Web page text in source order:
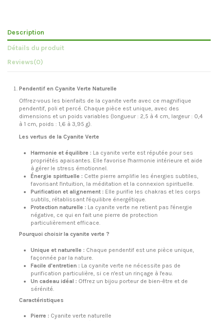
Description
Détails du produit
Reviews(0)
Pendentif en Cyanite Verte Naturelle
Offrez-vous les bienfaits de la cyanite verte avec ce magnifique
pendentif, poli et percé. Chaque pièce est unique, avec des
dimensions et un poids variables (longueur : 2,5 à 4 cm, largeur : 0,4
à 1 cm, poids : 1,6 à 3,95 g).
Les vertus de la Cyanite Verte
Harmonie et équilibre : La cyanite verte est réputée pour ses
propriétés apaisantes. Elle favorise l'harmonie intérieure et aide
à gérer le stress émotionnel.
Énergie spirituelle : Cette pierre amplifie les énergies subtiles,
favorisant l'intuition, la méditation et la connexion spirituelle.
Purification et alignement : Elle purifie les chakras et les corps
subtils, rétablissant l'équilibre énergétique.
Protection naturelle : La cyanite verte ne retient pas l'énergie
négative, ce qui en fait une pierre de protection
particulièrement efficace.
Pourquoi choisir la cyanite verte ?
Unique et naturelle : Chaque pendentif est une pièce unique,
façonnée par la nature.
Facile d'entretien : La cyanite verte ne nécessite pas de
purification particulière, si ce n'est un rinçage à l'eau.
Un cadeau idéal : Offrez un bijou porteur de bien-être et de
sérénité.
Caractéristiques
Pierre : Cyanite verte naturelle